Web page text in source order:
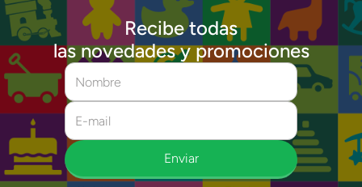
Recibe todas
las novedades y promociones
Enviar